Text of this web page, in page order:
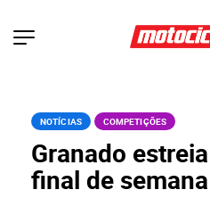
NOTÍCIAS COMPETIÇÕES
Granado
final de